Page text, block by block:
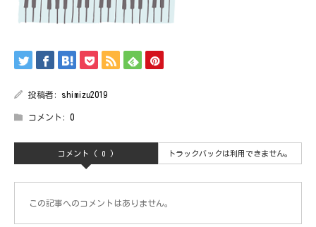
投稿者: shimizu2019
コメント: 0
コメント ( 0 ) トラックバックは利用できません。
この記事へのコメントはありません。